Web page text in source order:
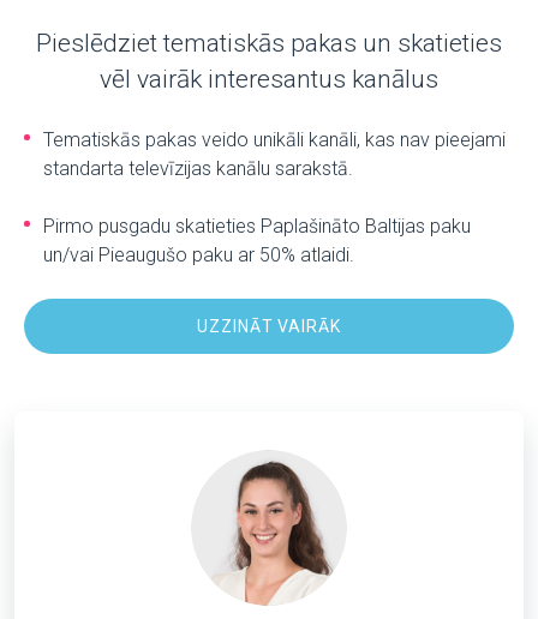
Pieslēdziet tematiskās pakas un skatieties
vēl vairāk interesantus kanālus
Tematiskās pakas veido unikāli kanāli, kas nav pieejami
standarta televīzijas kanālu sarakstā.
Pirmo pusgadu skatieties Paplašināto Baltijas paku
un/vai Pieaugušo paku ar 50% atlaidi.
UZZINĀT VAIRĀK